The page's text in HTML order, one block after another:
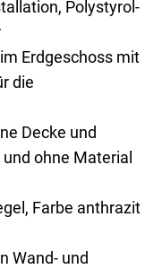
Polystyrol-
Erdgeschoss mit
die
Decke und
ohne Material
Farbe anthrazit
Wand- und